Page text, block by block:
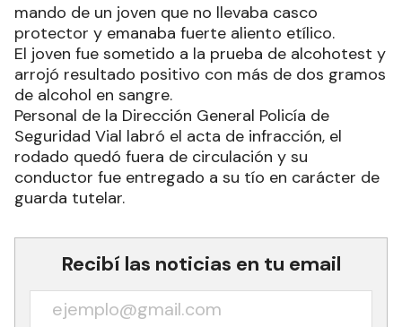
mando de un joven que no llevaba casco
protector y emanaba fuerte aliento etílico.
El joven fue sometido a la prueba de alcohotest y
arrojó resultado positivo con más de dos gramos
de alcohol en sangre.
Personal de la Dirección General Policía de
Seguridad Vial labró el acta de infracción, el
rodado quedó fuera de circulación y su
conductor fue entregado a su tío en carácter de
guarda tutelar.
Recibí las noticias en tu email